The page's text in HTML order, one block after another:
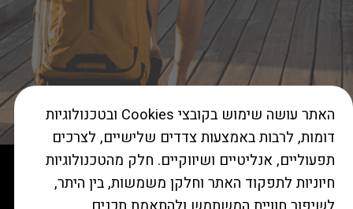
האתר עושה שימוש בקובצי Cookies ובטכנולוגיות
דומות, לרבות באמצעות צדדים שלישיים, לצרכים
תפעוליים, אנליטיים ושיווקיים. חלק מהטכנולוגיות
חיוניות לתפקוד האתר וחלקן משמשות, בין היתר,